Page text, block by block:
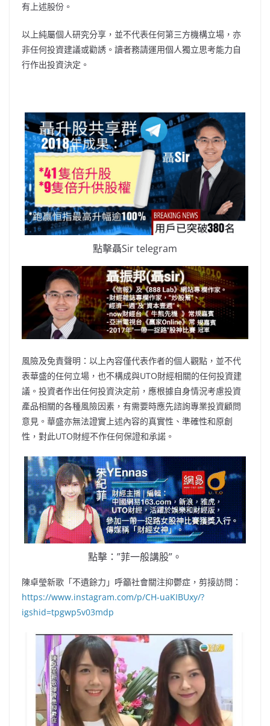
有上述股份。
以上純屬個人研究分享，並不代表任何第三方機構立場，亦
非任何投資建議或勸誘。讀者務請運用個人獨立思考能力自
行作出投資決定。
點擊聶Sir telegram
風險及免責聲明：以上內容僅代表作者的個人觀點，並不代
表華盛的任何立場，也不構成與UTO財經相關的任何投資建
議。投資者作出任何投資決定前，應根據自身情況考慮投資
產品相關的各種風險因素，有需要時應先諮詢專業投資顧問
意見。華盛亦無法證實上述內容的真實性、準確性和原創
性，對此UTO財經不作任何保證和承諾。
點擊：”菲一般講股”。
陳卓瑩新歌「不遺餘力」呼籲社會關注抑鬱症，剪接訪問：
https://www.instagram.com/p/CH-uaKIBUxy/?
igshid=tpgwp5v03mdp